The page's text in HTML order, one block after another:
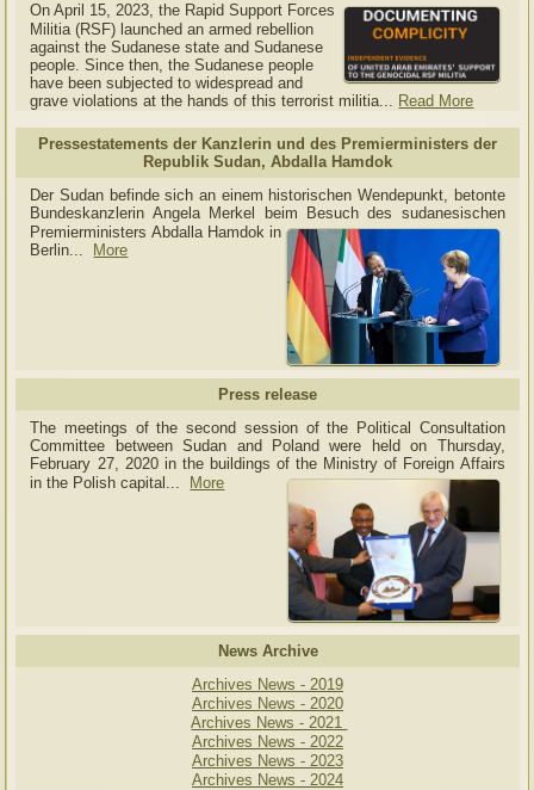
On April 15, 2023, the Rapid Support Forces
Militia (RSF) launched an armed rebellion
against the Sudanese state and Sudanese
people. Since then, the Sudanese people
have been subjected to widespread and
grave violations at the hands of this terrorist militia... Read More
Pressestatements der Kanzlerin und des Premierministers der
Republik Sudan, Abdalla Hamdok
Der Sudan befinde sich an einem historischen Wendepunkt, betonte
Bundeskanzlerin Angela Merkel beim Besuch des sudanesischen
Premierministers Abdalla Hamdok in
Berlin...
More
Press release
The meetings of the second session of the Political Consultation
Committee between Sudan and Poland were held on Thursday,
February 27, 2020 in the buildings of the Ministry of Foreign Affairs
in the Polish capital.
More
News Archive
Archives News - 2019
Archives News - 2020
Archives News - 2021
Archives News - 2022
Archives News - 2023
Archives News - 2024